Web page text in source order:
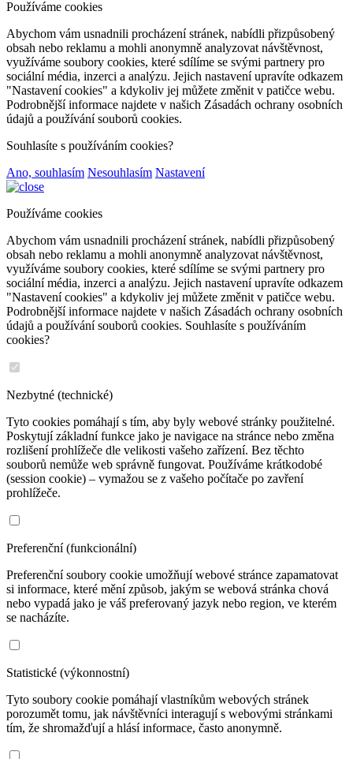
Používáme cookies
Abychom vám usnadnili procházení stránek, nabídli přizpůsobený
obsah nebo reklamu a mohli anonymně analyzovat návštěvnost,
využíváme soubory cookies, které sdílíme se svými partnery pro
sociální média, inzerci a analýzu. Jejich nastavení upravíte odkazem
"Nastavení cookies" a kdykoliv jej můžete změnit v patičce webu.
Podrobnější informace najdete v našich Zásadách ochrany osobních
údajů a používání souborů cookies.
Souhlasíte s používáním cookies?
Ano, souhlasím Nesouhlasím Nastavení
Používáme cookies
Abychom vám usnadnili procházení stránek, nabídli přizpůsobený
obsah nebo reklamu a mohli anonymně analyzovat návštěvnost,
využíváme soubory cookies, které sdílíme se svými partnery pro
sociální média, inzerci a analýzu. Jejich nastavení upravíte odkazem
"Nastavení cookies" a kdykoliv jej můžete změnit v patičce webu.
Podrobnější informace najdete v našich Zásadách ochrany osobních
údajů a používání souborů cookies. Souhlasíte s používáním
cookies?
Nezbytné (technické)
Tyto cookies pomáhají s tím, aby byly webové stránky použitelné.
Poskytují základní funkce jako je navigace na stránce nebo změna
rozlišení prohlížeče dle velikosti vašeho zařízení. Bez těchto
souborů nemůže web správně fungovat. Používáme krátkodobé
(session cookie) – vymažou se z vašeho počítače po zavření
prohlížeče.
Preferenční (funkcionální)
Preferenční soubory cookie umožňují webové stránce zapamatovat
si informace, které mění způsob, jakým se webová stránka chová
nebo vypadá jako je váš preferovaný jazyk nebo region, ve kterém
se nacházíte.
Statistické (výkonnostní)
Tyto soubory cookie pomáhají vlastníkům webových stránek
porozumět tomu, jak návštěvníci interagují s webovými stránkami
tím, že shromažďují a hlásí informace, často anonymně.